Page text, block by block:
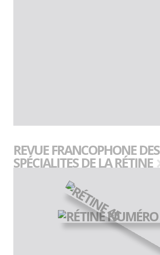
REVUE FRANCOPHONE DES
SPÉCIALITES DE LA RÉTINE